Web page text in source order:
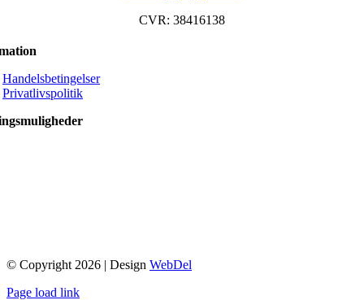
CVR: 38416138
Handelsbetingelser
Privatlivspolitik
© Copyright 2026 | Design WebDel
Page load link